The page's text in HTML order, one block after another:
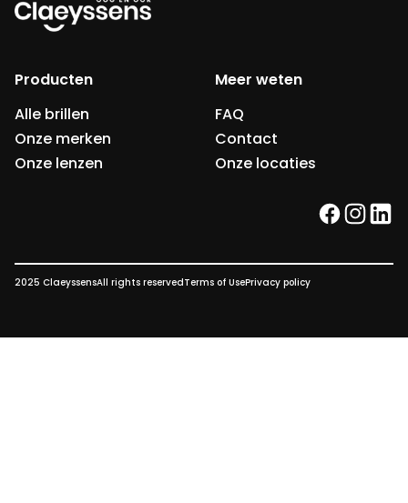
Producten
Alle brillen
Onze merken
Onze lenzen
Meer weten
FAQ
Contact
Onze locaties
facebook
2025 ClaeyssensAll rights reservedTerms of UsePrivacy policy